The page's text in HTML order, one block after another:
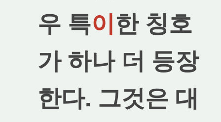
우 특이한 칭호
가 하나 더 등장
한다. 그것은 대